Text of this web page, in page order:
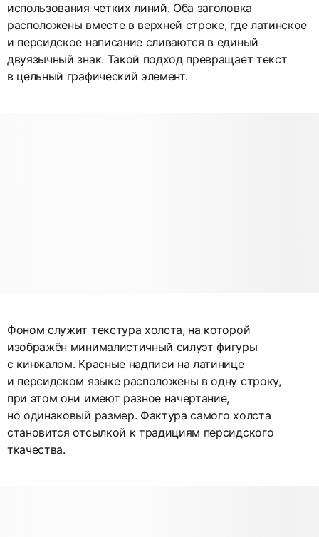
использования четких линий. Оба заголовка
расположены вместе в верхней строке, где латинское
и персидское написание сливаются в единый
двуязычный знак. Такой подход превращает текст
в цельный графический элемент.
Фоном служит текстура холста, на которой
изображён минималистичный силуэт фигуры
с кинжалом. Красные надписи на латинице
и персидском языке расположены в одну строку,
при этом они имеют разное начертание,
но одинаковый размер. Фактура самого холста
становится отсылкой к традициям персидского
ткачества.